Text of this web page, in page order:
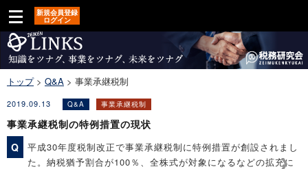
新規会員登録
ログイン
トップ> Q&A > 事業承継税制
2019.09.13 Q&A 事業承継税制
事業承継税制の特例措置の現状
Q
平成30年度税制改正で事業承継税制に特例措置が創設されまし
た。納税猶予割合が100％、全株式が対象になるなどの拡充に